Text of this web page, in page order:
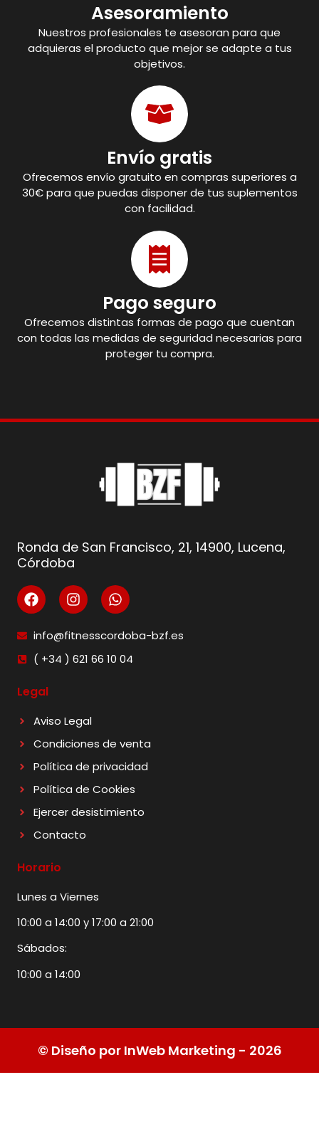
Asesoramiento
Nuestros profesionales te asesoran para que
adquieras el producto que mejor se adapte a tus
objetivos.
Envío gratis
Ofrecemos envío gratuito en compras superiores a
30€ para que puedas disponer de tus suplementos
con facilidad.
Pago seguro
Ofrecemos distintas formas de pago que cuentan
con todas las medidas de seguridad necesarias para
proteger tu compra.
Ronda de San Francisco, 21, 14900, Lucena,
Córdoba
info@fitnesscordoba-bzf.es
( +34 ) 621 66 10 04
Legal
Aviso Legal
Condiciones de venta
Política de privacidad
Política de Cookies
Ejercer desistimiento
Contacto
Horario
Lunes a Viernes
10:00 a 14:00 y 17:00 a 21:00
Sábados:
10:00 a 14:00
© Diseño por InWeb Marketing - 2026